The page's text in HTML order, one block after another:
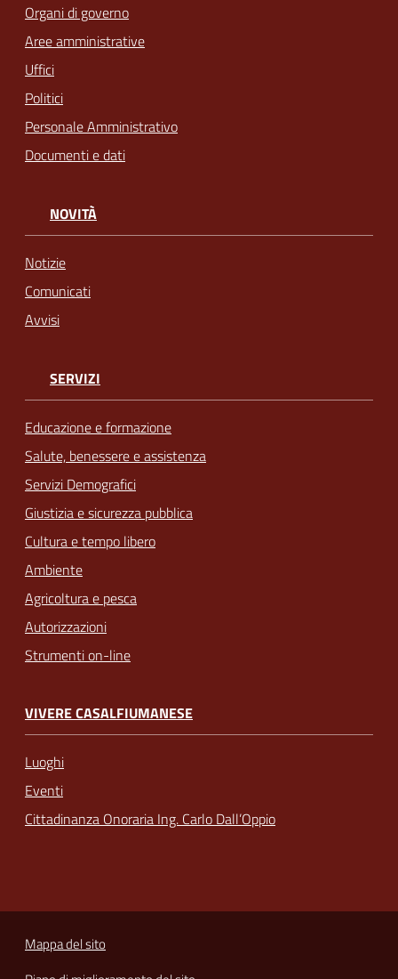
Organi di governo
Aree amministrative
Uffici
Politici
Personale Amministrativo
Documenti e dati
NOVITÀ
Notizie
Comunicati
Avvisi
SERVIZI
Educazione e formazione
Salute, benessere e assistenza
Servizi Demografici
Giustizia e sicurezza pubblica
Cultura e tempo libero
Ambiente
Agricoltura e pesca
Autorizzazioni
Strumenti on-line
VIVERE CASALFIUMANESE
Luoghi
Eventi
Cittadinanza Onoraria Ing. Carlo Dall’Oppio
Mappa del sito